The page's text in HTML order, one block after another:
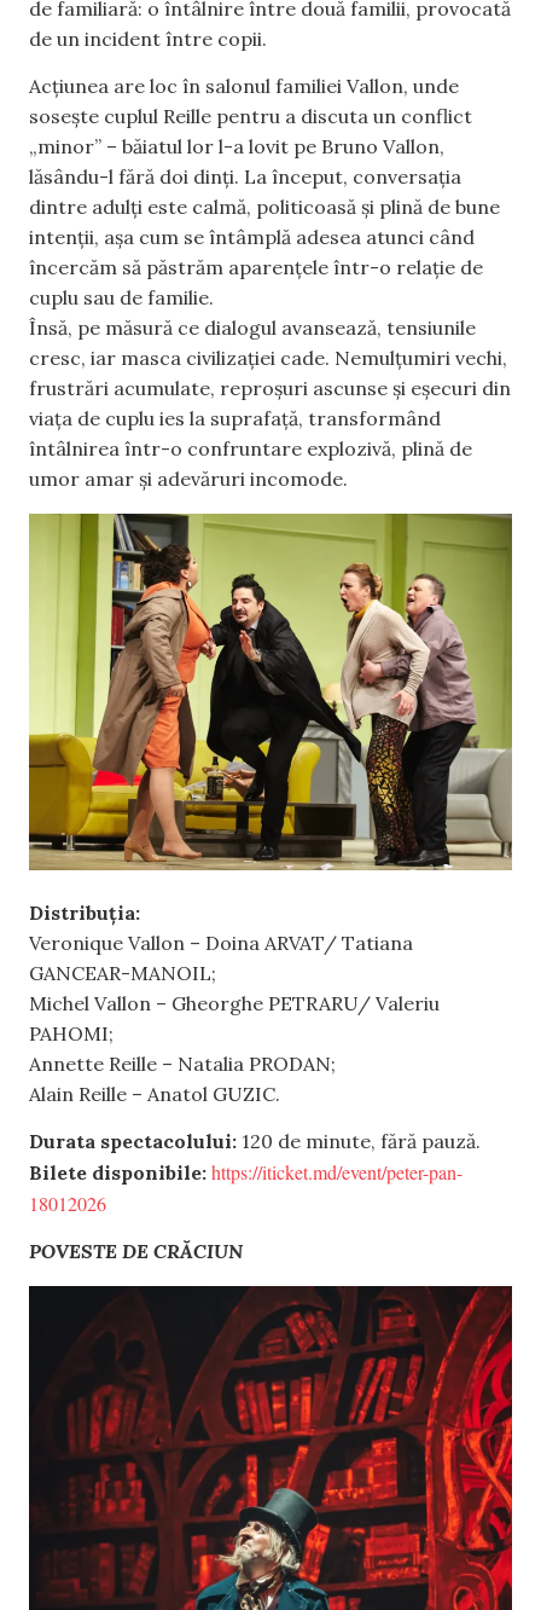
de familiară: o întâlnire între două familii, provocată
de un incident între copii.
Acțiunea are loc în salonul familiei Vallon, unde
sosește cuplul Reille pentru a discuta un conflict
„minor” – băiatul lor l-a lovit pe Bruno Vallon,
lăsându-l fără doi dinți. La început, conversația
dintre adulți este calmă, politicoasă și plină de bune
intenții, așa cum se întâmplă adesea atunci când
încercăm să păstrăm aparențele într-o relație de
cuplu sau de familie.
Însă, pe măsură ce dialogul avansează, tensiunile
cresc, iar masca civilizației cade. Nemulțumiri vechi,
frustrări acumulate, reproșuri ascunse și eșecuri din
viața de cuplu ies la suprafață, transformând
întâlnirea într-o confruntare explozivă, plină de
umor amar și adevăruri incomode.
Distribuția:
Veronique Vallon – Doina ARVAT/ Tatiana
GANCEAR-MANOIL;
Michel Vallon – Gheorghe PETRARU/ Valeriu
PAHOMI;
Annette Reille – Natalia PRODAN;
Alain Reille – Anatol GUZIC.
Durata spectacolului: 120 de minute, fără pauză.
Bilete disponibile: https://iticket.md/event/peter-pan-
18012026
POVESTE DE CRĂCIUN